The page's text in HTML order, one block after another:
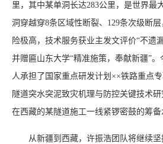
里，其中某单洞长达283公里，是世界最
洞穿越穿8条区域性断裂、129条次级断
险极高，技术服务获业主发文评价“不遗
并赠匾山东大学“精准施策，奉献新疆”
人承担了国家重点研发计划××铁路重点
隧道突水突泥致灾机理与防控关键技术
在西藏的某隧道施工一线紧锣密鼓的筹备
从新疆到西藏，许振浩团队将继续